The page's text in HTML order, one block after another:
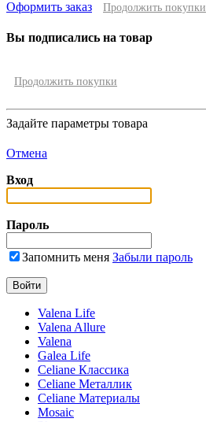
Оформить заказ Продолжить покупки
Вы подписались на товар
Продолжить покупки
Задайте параметры товара
Отмена
Вход
Пароль
Запомнить меня Забыли пароль
Valena Life
Valena Allure
Valena
Galea Life
Celiane Классика
Celiane Металлик
Celiane Материалы
Mosaic